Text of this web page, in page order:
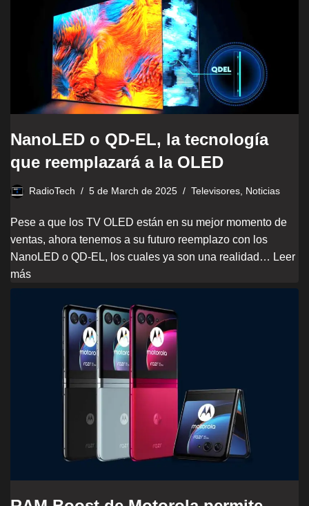
NanoLED o QD-EL, la tecnología
que reemplazará a la OLED
RadioTech 5 de March de 2025 Televisores Noticias
Pese a que los TV OLED están en su mejor momento de
ventas, ahora tenemos a su futuro reemplazo con los
NanoLED o QD-EL, los cuales ya son una realidad… Leer
más